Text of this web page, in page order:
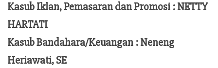
Kasub Iklan, Pemasaran dan Promosi :NETTY
HARTATI
Kasub Bandahara/Keuangan :Neneng
Heriawati, SE